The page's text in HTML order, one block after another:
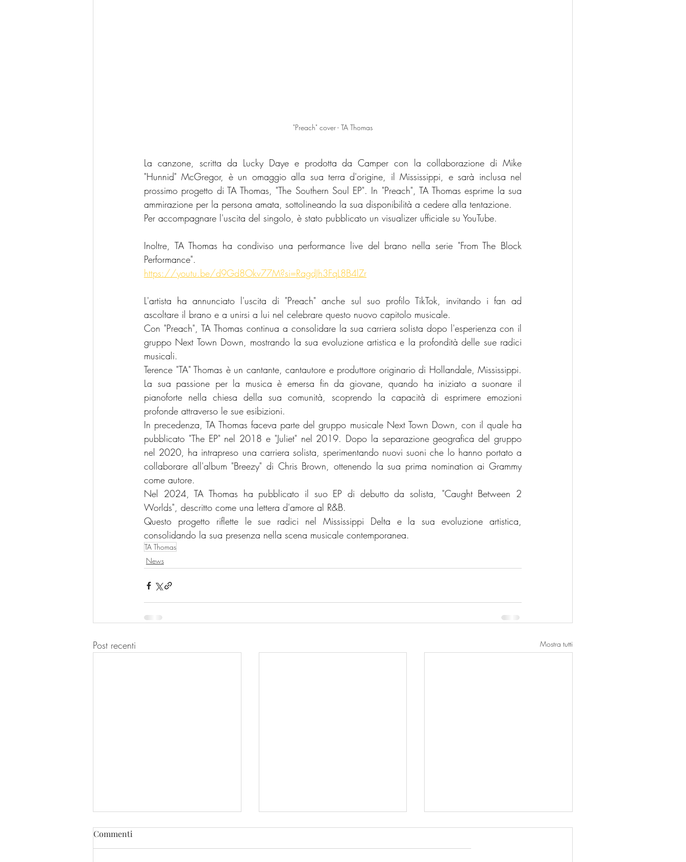
"Preach" cover - TA Thomas
La canzone, scritta da Lucky Daye e prodotta da Camper con la collaborazione di Mike
"Hunnid" McGregor, è un omaggio alla sua terra d'origine, il Mississippi, e sarà inclusa nel
prossimo progetto di TA Thomas, "The Southern Soul EP". In "Preach", TA Thomas esprime la sua
ammirazione per la persona amata, sottolineando la sua disponibilità a cedere alla tentazione.
Per accompagnare l'uscita del singolo, è stato pubblicato un visualizer ufficiale su YouTube.
Inoltre, TA Thomas ha condiviso una performance live del brano nella serie "From The Block
Performance".
https://youtu.be/d9Gd8Okv77M?si=RagdJh3FqL8B4lZr
L'artista ha annunciato l'uscita di "Preach" anche sul suo profilo TikTok, invitando i fan ad
ascoltare il brano e a unirsi a lui nel celebrare questo nuovo capitolo musicale.
Con "Preach", TA Thomas continua a consolidare la sua carriera solista dopo l'esperienza con il
gruppo Next Town Down, mostrando la sua evoluzione artistica e la profondità delle sue radici
musicali.
Terence "TA" Thomas è un cantante, cantautore e produttore originario di Hollandale, Mississippi.
La sua passione per la musica è emersa fin da giovane, quando ha iniziato a suonare il
pianoforte nella chiesa della sua comunità, scoprendo la capacità di esprimere emozioni
profonde attraverso le sue esibizioni.
In precedenza, TA Thomas faceva parte del gruppo musicale Next Town Down, con il quale ha
pubblicato "The EP" nel 2018 e "Juliet" nel 2019. Dopo la separazione geografica del gruppo
nel 2020, ha intrapreso una carriera solista, sperimentando nuovi suoni che lo hanno portato a
collaborare all'album "Breezy" di Chris Brown, ottenendo la sua prima nomination ai Grammy
come autore.
Nel 2024, TA Thomas ha pubblicato il suo EP di debutto da solista, "Caught Between 2
Worlds", descritto come una lettera d'amore al R&B.
Questo progetto riflette le sue radici nel Mississippi Delta e la sua evoluzione artistica,
consolidando la sua presenza nella scena musicale contemporanea.
TA Thomas
News
Post recenti Mostra tutti
Commenti